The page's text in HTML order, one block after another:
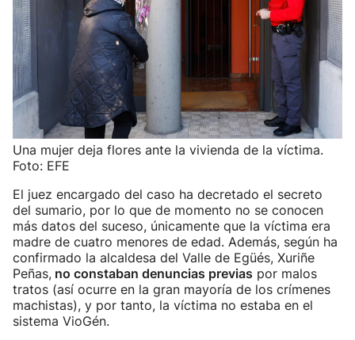
Una mujer deja flores ante la vivienda de la víctima.
Foto: EFE
El juez encargado del caso ha decretado el secreto
del sumario, por lo que de momento no se conocen
más datos del suceso, únicamente que la víctima era
madre de cuatro menores de edad. Además, según ha
confirmado la alcaldesa del Valle de Egüés, Xuriñe
Peñas, no constaban denuncias previas por malos
tratos (así ocurre en la gran mayoría de los crímenes
machistas), y por tanto, la víctima no estaba en el
sistema VioGén.